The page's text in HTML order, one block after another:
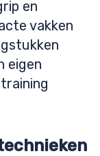
en
vakken
eigen